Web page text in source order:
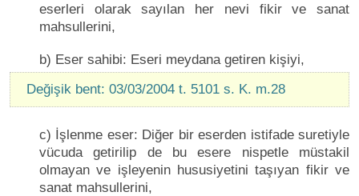
eserleri olarak sayılan her nevi fikir ve sanat
mahsullerini,
b) Eser sahibi: Eseri meydana getiren kişiyi,
Değişik bent: 03/03/2004 t. 5101 s. K. m.28
c) İşlenme eser: Diğer bir eserden istifade suretiyle
vücuda getirilip de bu esere nispetle müstakil
olmayan ve işleyenin hususiyetini taşıyan fikir ve
sanat mahsullerini,